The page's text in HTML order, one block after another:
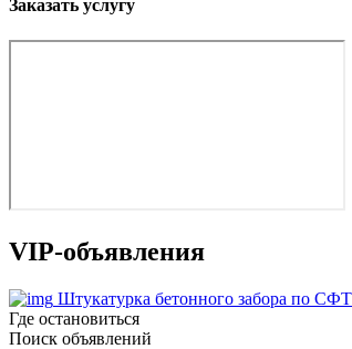
Заказать услугу
VIP-объявления
Штукатурка бетонного забора по
Где остановиться
Поиск объявлений